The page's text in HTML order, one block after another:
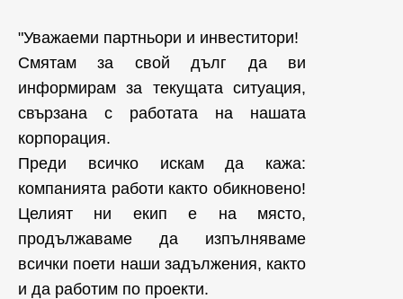
"Уважаеми партньори и инвеститори!
Смятам за свой дълг да ви
информирам за текущата ситуация,
свързана с работата на нашата
корпорация.
Преди всичко искам да кажа:
компанията работи както обикновено!
Целият ни екип е на място,
продължаваме да изпълняваме
всички поети наши задължения, както
и да работим по проекти.